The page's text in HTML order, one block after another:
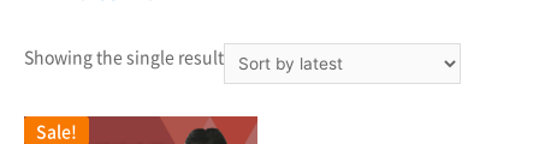
Showing the single result
Sale!